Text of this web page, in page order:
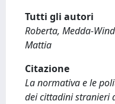
Tutti gli autori
Roberta, Medda-
Mattia
Citazione
La normativa e le
dei cittadini stranieri